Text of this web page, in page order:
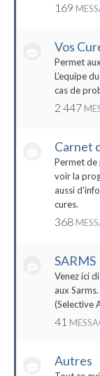
169
Vos
Permet
L'equipe
cas de
2 447
Carnet
Permet de
voir la
aussi
cures.
368
SARMS
Venez ici
aux Sarms.
(Selective
41
Autres